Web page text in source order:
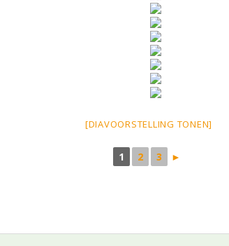
[DIAVOORSTELLING TONEN]
1 2 3 ►